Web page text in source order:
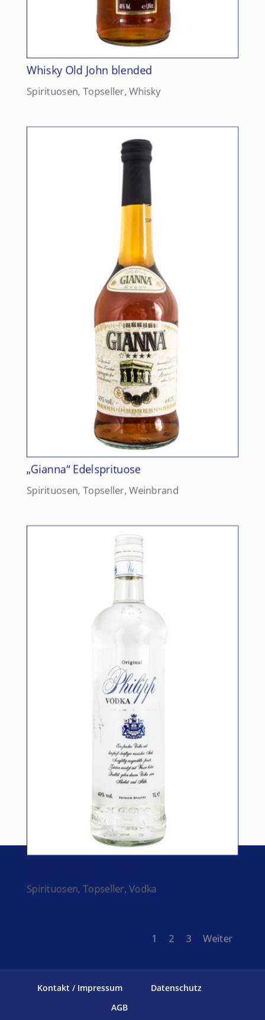
Whisky Old John blended
Spirituosen, Topseller,Whisky
„Gianna“ Edelsprituose
Spirituosen, Topseller,Weinbrand
Spirituosen, Topseller, Vodka
1 2 3 Weiter
Kontakt / Impressum
Datenschutz
AGB